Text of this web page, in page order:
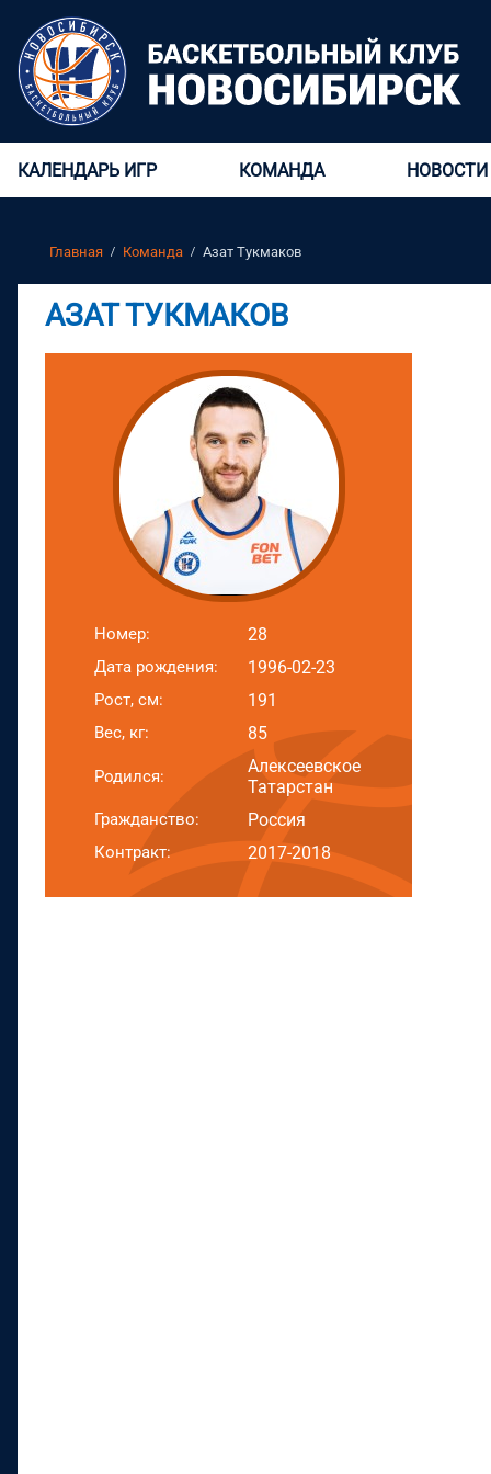
КАЛЕНДАРЬ ИГР КОМАНДА НОВОСТИ
Главная Команда Азат Тукмаков
АЗАТ ТУКМАКОВ
Номер: 28
Дата рождения: 1996-02-23
Рост, см: 191
Вес, кг: 85
Родился:
Алексеевское
Татарстан
Гражданство: Россия
Контракт: 2017-2018